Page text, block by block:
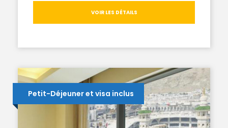
VOIR LES DÉTAILS
Petit-Déjeuner et visa inclus